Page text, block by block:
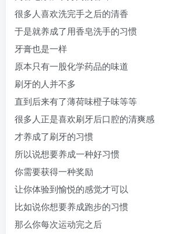
很多人喜欢洗完手之后的清香
于是就养成了用香皂洗手的习惯
牙膏也是一样
原本只有一股化学药品的味道
刷牙的人并不多
直到后来有了薄荷味橙子味等等
很多人正是喜欢刷牙后口腔的清爽感
才养成了刷牙的习惯
所以说想要养成一种好习惯
你需要获得一种奖励
让你体验到愉悦的感觉才可以
比如说你想要养成跑步的习惯
那么你每次运动完之后